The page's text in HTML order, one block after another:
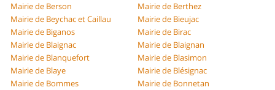
Mairie de Berson
Mairie de Berthez
Mairie de Beychac et Caillau
Mairie de Bieujac
Mairie de Biganos
Mairie de Birac
Mairie de Blaignac
Mairie de Blaignan
Mairie de Blanquefort
Mairie de Blasimon
Mairie de Blaye
Mairie de Blésignac
Mairie de Bommes
Mairie de Bonnetan